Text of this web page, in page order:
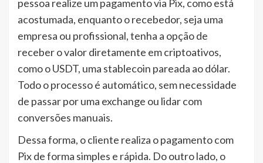
pessoa realize um pagamento via Pix, como está
acostumada, enquanto o recebedor, seja uma
empresa ou profissional, tenha a opção de
receber o valor diretamente em criptoativos,
como o USDT, uma stablecoin pareada ao dólar.
Todo o processo é automático, sem necessidade
de passar por uma exchange ou lidar com
conversões manuais.
Dessa forma, o cliente realiza o pagamento com
Pix de forma simples e rápida. Do outro lado, o